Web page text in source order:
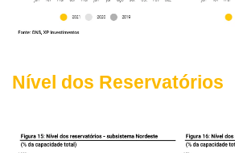
Nível dos Reservatórios